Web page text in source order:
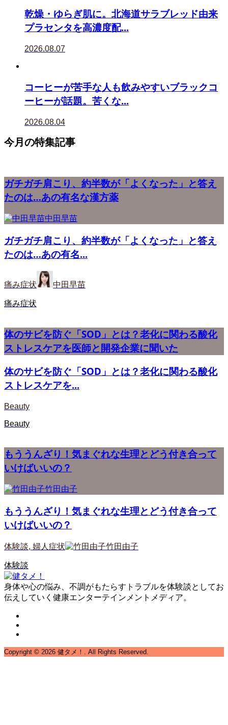
乾燥・ゆらぎ肌に。北海道サラブレッド由来
プラセンタを高濃度配...
2026.08.07
コーヒーが苦手な人も飲みやすいブラックコ
ーヒーが話題。苦くな...
2026.08.04
今月の特集記事
ガチガチ肩こり、約半数が「よくなった」と答え
たのは…あの有名な漢方薬
中田早苗
ガチガチ肩こり、約半数が「よくなった」と答え
たのは…あの有名...
痛み症状 中田早苗
痛み症状
体のサビを防ぐ「SOD」とは？老化に関わる酸化
ストレスケアを医師と開発企業に聞いた
体のサビを防ぐ「SOD」とは？老化に関わる酸化
ストレスケアを...
Beauty
Beauty
もううんざり！気まぐれな生理とどう付き合って
いけばいいの？
竹田由子
もううんざり！気まぐれな生理とどう付き合って
いけばいいの？
体験談, 婦人症状 竹田由子
体験談
身体や心の悩み、不調がもたらすトラブルを体験談としてお
伝えしていく健康エンターテインメントメディア。
Copyright © 2026 健タメ！. All Rights Reserved.